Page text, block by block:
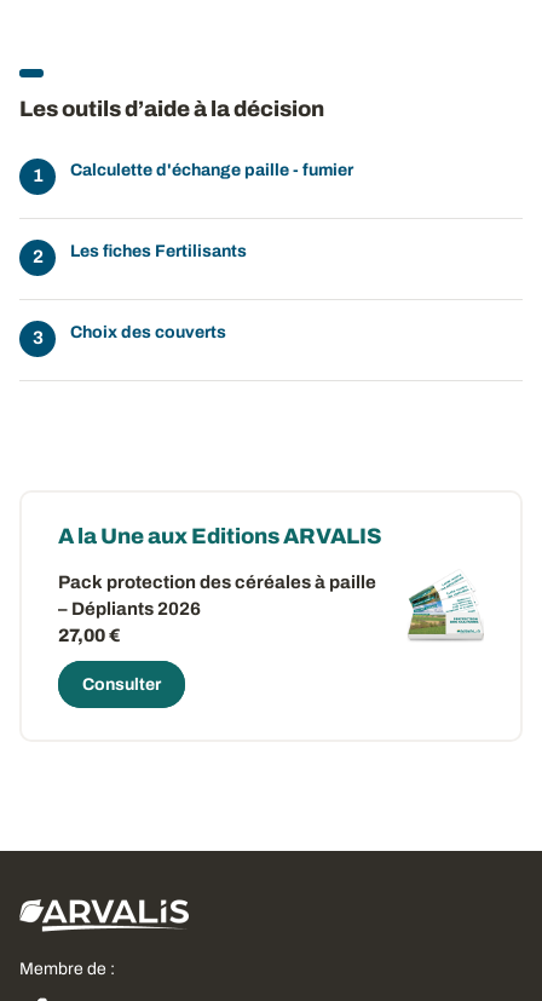
Les outils d’aide à la décision
Calculette d'échange paille - fumier
Les fiches Fertilisants
Choix des couverts
A la Une aux Editions ARVALIS
Pack protection des céréales à paille
– Dépliants 2026
27,00 €
Consulter
Membre de :